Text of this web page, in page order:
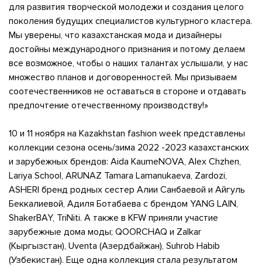
для развития творческой молодежи и создания целого
поколения будущих специалистов культурного кластера.
Мы уверены, что казахстанская мода и дизайнеры
достойны международного признания и потому делаем
все возможное, чтобы о наших талантах услышали, у нас
множество планов и договоренностей. Мы призываем
соотечественников не оставаться в стороне и отдавать
предпочтение отечественному производству!»
10 и 11 ноября на Kazakhstan fashion week представлены
коллекции сезона осень/зима 2022 -2023 казахстанских
и зарубежных брендов: Aida KaumeNOVA, Alex Chzhen,
Lariya School, ARUNAZ Tamara Lamanukaeva, Zardozi,
ASHERI бренд родных сестер Алии Санбаевой и Айгуль
Беккалиевой, Адиля Ботабаева с брендом YANG LAIN,
ShakerBAY, TriNiti. А также в KFW приняли участие
зарубежные дома моды; QOORCHAQ и Zalkar
(Кыргызстан), Uventa (Азердбайжан), Suhrob Habib
(Узбекистан). Еще одна коллекция стала результатом